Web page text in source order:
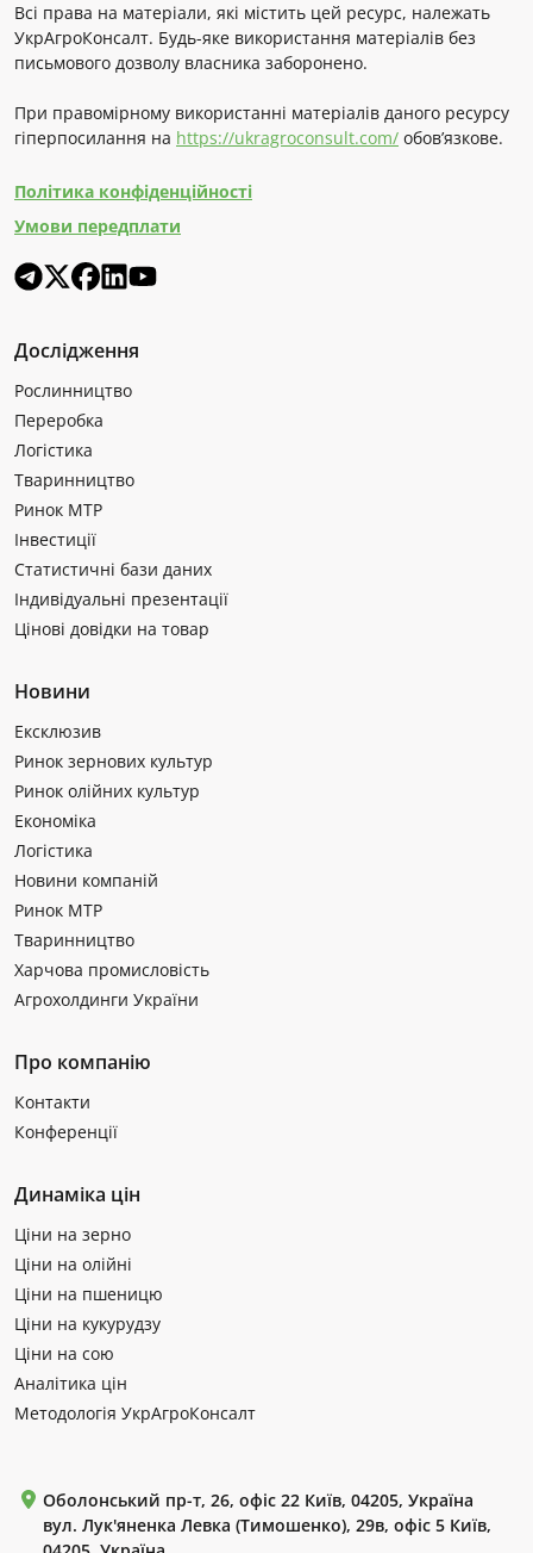
Всі права на матеріали, які містить цей ресурс, належать
УкрАгроКонсалт. Будь-яке використання матеріалів без
письмового дозволу власника заборонено.
При правомірному використанні матеріалів даного ресурсу
гіперпосилання на https://ukragroconsult.com/ обов’язкове.
Політика конфіденційності
Умови передплати
Дослідження
Рослинництво
Переробка
Логістика
Тваринництво
Ринок МТР
Інвестиції
Статистичні бази даних
Індивідуальні презентації
Цінові довідки на товар
Новини
Ексклюзив
Ринок зернових культур
Ринок олійних культур
Економіка
Логістика
Новини компаній
Ринок МТР
Тваринництво
Харчова промисловість
Агрохолдинги України
Про компанію
Контакти
Конференції
Динаміка цін
Ціни на зерно
Ціни на олійні
Ціни на пшеницю
Ціни на кукурудзу
Ціни на сою
Аналітика цін
Методологія УкрАгроКонсалт
Оболонський пр-т, 26, офіс 22 Київ, 04205, Україна
вул. Лук'яненка Левка (Тимошенко), 29в, офіс 5 Київ,